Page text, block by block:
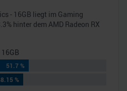
- 16GB liegt im Gaming
% hinter dem AMD Radeon RX
51.7 %
%